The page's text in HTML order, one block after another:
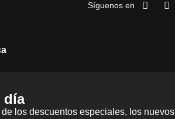
Síguenos en
día
los descuentos especiales, los nuevos